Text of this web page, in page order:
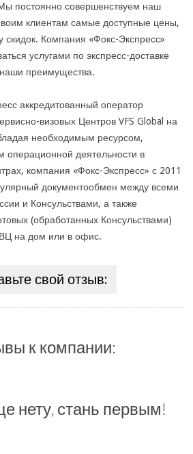
постоянно совершенствуем наш
клиентам самые доступные цены,
скидок. Компания «Фокс-Экспресс»
услугами по экспресс-доставке
преимущества.
аккредитованный оператор
визовых Центров VFS Global на
необходимым ресурсом,
операционной деятельности в
компания «Фокс-Экспресс» с 2011
документообмен между всеми
и Консульствами, а также
(обработанных Консульствами)
на дом или в офис.
свой отзыв:
к компании:
нету, стань первым!